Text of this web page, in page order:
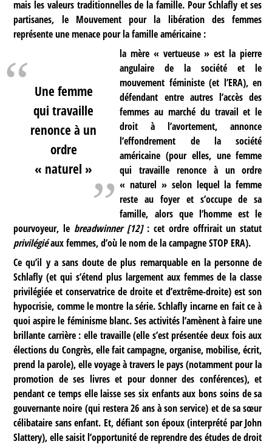
mais les valeurs traditionnelles de la famille. Pour Schlafly et ses
partisanes, le Mouvement pour la libération des femmes
représente une menace pour la famille américaine :
Une femme
qui travaille
renonce à un
ordre
« naturel »
la mère « vertueuse » est la pierre
angulaire de la société et le
mouvement féministe (et l’ERA), en
défendant entre autres l’accès des
femmes au marché du travail et le
droit à l’avortement, annonce
l’effondrement de la société
américaine (pour elles, une femme
qui travaille renonce à un ordre
« naturel » selon lequel la femme
reste au foyer et s’occupe de sa
famille, alors que l’homme est le
pourvoyeur, le breadwinner[12]: cet ordre offrirait un statut
privilégiéaux femmes, d’où le nom de la campagne STOP ERA).
Ce qu’il y a sans doute de plus remarquable en la personne de
Schlafly (et qui s’étend plus largement aux femmes de la classe
privilégiée et conservatrice de droite et d’extrême-droite) est son
hypocrisie, comme le montre la série. Schlafly incarne en fait ce à
quoi aspire le féminisme blanc. Ses activités l’amènent à faire une
brillante carrière : elle travaille (elle s’est présentée deux fois aux
élections du Congrès, elle fait campagne, organise, mobilise, écrit,
prend la parole), elle voyage à travers le pays (notamment pour la
promotion de ses livres et pour donner des conférences), et
pendant ce temps elle laisse ses six enfants aux bons soins de sa
gouvernante noire (qui restera 26 ans à son service) et de sa sœur
célibataire sans enfant. Et, défiant son époux (interprété par John
Slattery), elle saisit l’opportunité de reprendre des études de droit